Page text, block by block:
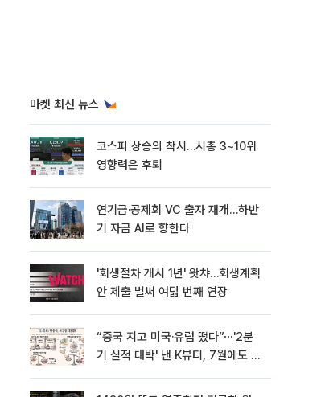
마켓 최신 뉴스
코스피 상승의 착시…시총 3~10위
영향력은 후퇴
연기금·공제회 VC 출자 재개…하반
기 자금 AI로 향한다
'회생절차 개시 1년' 왓챠…회생계획
안 제출 벌써 여덟 번째 연장
“중국 지고 미국·유럽 떴다”⋯'2분
기 실적 대박' 낸 K뷰티, 7월에도 질